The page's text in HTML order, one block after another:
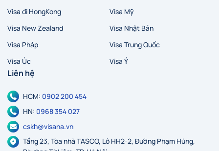
Visa đi HongKong
Visa Mỹ
Visa New Zealand
Visa Nhật Bản
Visa Pháp
Visa Trung Quốc
Visa Úc
Visa Ý
Liên hệ
HCM: 0902 200 454
HN: 0968 354 027
cskh@visana.vn
Tầng 23, Tòa nhà TASCO, Lô HH2-2, Đường Phạm Hùng,